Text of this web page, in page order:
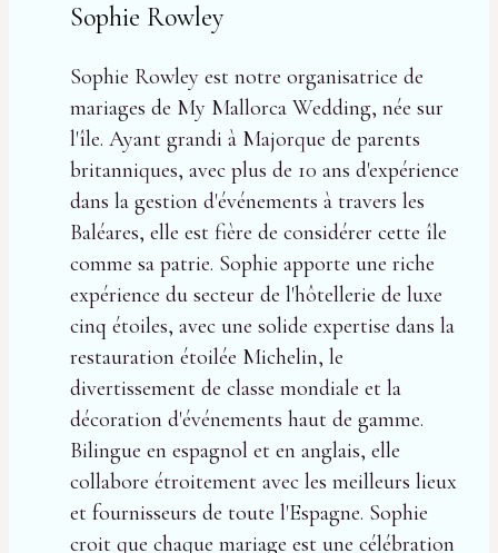
Sophie Rowley
Sophie Rowley est notre organisatrice de
mariages de My Mallorca Wedding, née sur
l'île. Ayant grandi à Majorque de parents
britanniques, avec plus de 10 ans d'expérience
dans la gestion d'événements à travers les
Baléares, elle est fière de considérer cette île
comme sa patrie. Sophie apporte une riche
expérience du secteur de l'hôtellerie de luxe
cinq étoiles, avec une solide expertise dans la
restauration étoilée Michelin, le
divertissement de classe mondiale et la
décoration d'événements haut de gamme.
Bilingue en espagnol et en anglais, elle
collabore étroitement avec les meilleurs lieux
et fournisseurs de toute l'Espagne. Sophie
croit que chaque mariage est une célébration